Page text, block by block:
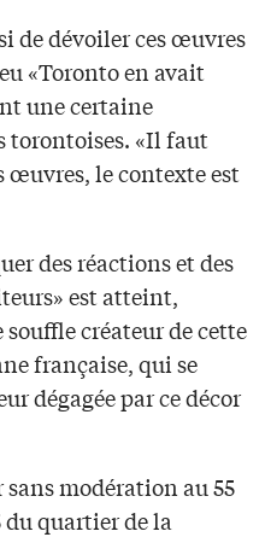
de dévoiler ces œuvres
«Toronto en avait
une certaine
torontoises. «Il faut
œuvres, le contexte est
des réactions et des
est atteint,
souffle créateur de cette
française, qui se
dégagée par ce décor
modération au 55
quartier de la